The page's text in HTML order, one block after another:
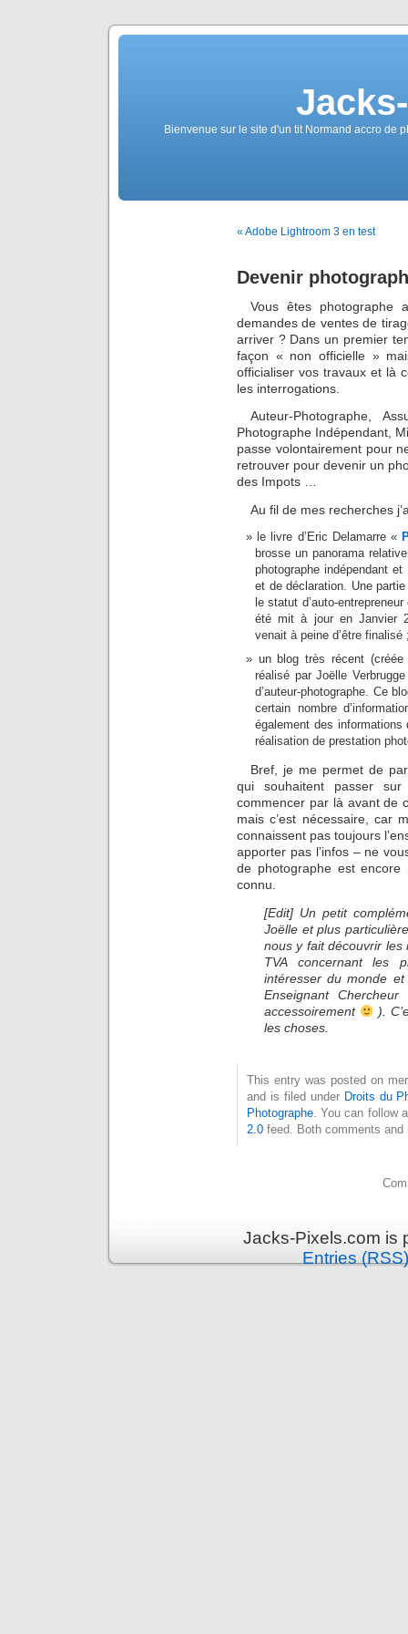
Bienvenue sur le site d'un tit Normand accro de
« Adobe Lightroom 3 en test
Devenir
Vous êtes photographe
demandes de ventes de
arriver ? Dans un premier
façon « non officielle »
officialiser vos travaux et là
les interrogations.
Auteur-Photographe,
Photographe Indépendant,
passe volontairement pour
retrouver pour devenir un
des Impots …
Au fil de mes recherches
le livre d’Eric Delamarre «
brosse un panorama
photographe indépendant
et de déclaration. Une
le statut d’auto-
été mit à jour en Janvier
venait à peine d’être finalisé
un blog très récent
réalisé parJoëlle
d’auteur-photographe. Ce
certain nombre
également des
réalisation de prestation
Bref, je me permet de
qui souhaitent passer
commencer par là avant de
mais c’est nécessaire, car
connaissent pas toujours
apporter pas l’infos – ne
de photographe est encore
connu.
[Edit] Un petit
Joëlle et plus
nous y fait découvrir les
TVA concernant les
intéresser du monde
Enseignant
accessoirement
).
les choses.
This entry was posted on
and is filed under Droits du
Photographe . You can follow
2.0 feed. Both comments
Jacks-Pixels.com is
Entries (RSS)